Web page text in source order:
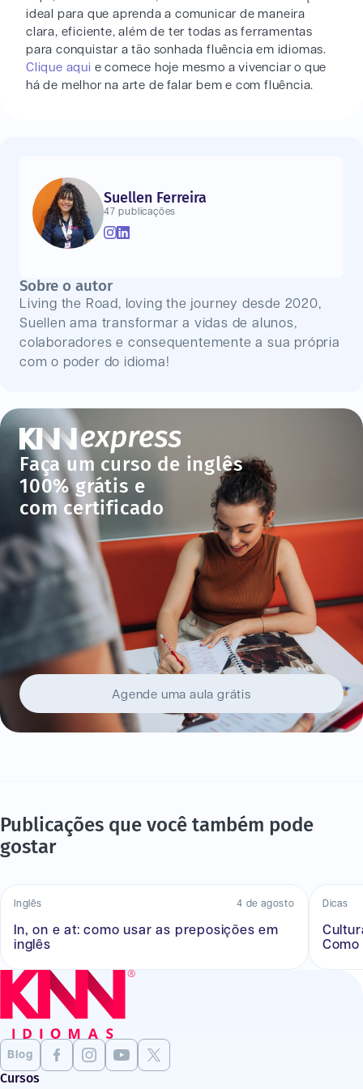
Faça um curso de inglês
100% grátis e
com certificado
Agende uma aula grátis
ideal para que aprenda a comunicar de maneira
clara, eficiente, além de ter todas as ferramentas
para conquistar a tão sonhada fluência em idiomas.
Clique aqui e comece hoje mesmo a vivenciar o que
há de melhor na arte de falar bem e com fluência.
Publicações que você também pode
gostar
Inglês 4 de agosto
In, on e at: como usar as preposições em
inglês
Dicas
Suellen Ferreira
47 publicações
Sobre o autor
Living the Road, loving the journey desde 2020,
Suellen ama transformar a vidas de alunos,
colaboradores e consequentemente a sua própria
com o poder do idioma!
Blog
Cursos